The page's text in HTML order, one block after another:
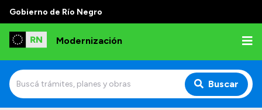
Gobierno de Río Negro
Modernización
Buscar